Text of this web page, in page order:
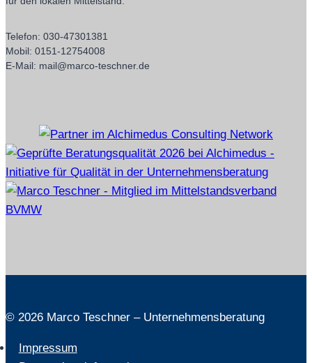
Telefon: 030-47301381
Mobil: 0151-12754008
E-Mail: mail@marco-teschner.de
© 2026 Marco Teschner – Unternehmensberatung
Impressum